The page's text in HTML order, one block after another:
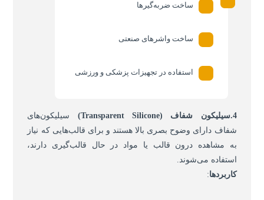
ساخت ضربه‌گیرها
ساخت واشرهای صنعتی
استفاده در تجهیزات پزشکی و ورزشی
4.سیلیکون شفاف (Transparent Silicone)
سیلیکون‌های
شفاف دارای وضوح بصری بالا هستند و برای قالب‌هایی که نیاز
به مشاهده درون قالب یا مواد در حال قالب‌گیری دارند،
استفاده می‌شوند.
کاربردها: